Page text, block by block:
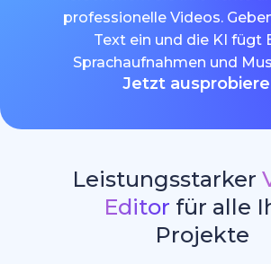
professionelle Videos.
Text ein und die KI fügt
Sprachaufnahmen und
Jetzt
Leistungsstarker
Editor für alle
Projekte